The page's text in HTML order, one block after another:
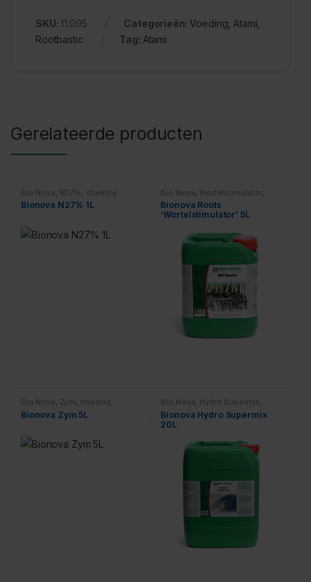
SKU:11.095 Categorieën:Voeding Atami
Rootbastic
Tag: Atami
Gerelateerde producten
Bio Nova N27% Voeding
Bionova N27% 1L
Bio Nova Wortelstimulator,
Voeding
Bionova Roots
‘Wortelstimulator’ 5L
Bio Nova, Zym, Voeding
Bionova Zym 5L
Bio Nova, Hydro Supermix,
Voeding
Bionova Hydro Supermix
20L